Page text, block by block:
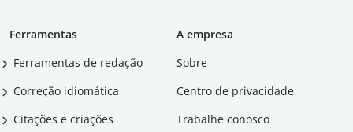
Ferramentas
Ferramentas de redação
Correção idiomática
Citações e criações
A empresa
Sobre
Centro de privacidade
Trabalhe conosco